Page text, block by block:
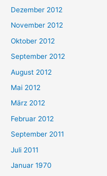
Dezember 2012
November 2012
Oktober 2012
September 2012
August 2012
Mai 2012
März 2012
Februar 2012
September 2011
Juli 2011
Januar 1970